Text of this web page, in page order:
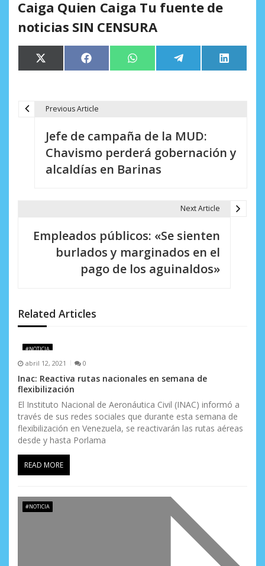
Caiga Quien Caiga Tu fuente de
noticias SIN CENSURA
Compartir
en
X
(Twitter)
Compartir
en
Facebook Compartir
en
WhatsApp Compartir
en
Telegram
en
LinkedIn
n
d
e
e
n
t
r
a
d
a
Previous Article
Jefe de campaña de la MUD:
Chavismo perderá gobernación y
alcaldías en Barinas
Next Article
Empleados públicos: «Se sienten
burlados y marginados en el
pago de los aguinaldos»
Related Articles
#NOTICIA
abril 12, 2021 0
Inac: Reactiva rutas nacionales en semana de
flexibilización
El Instituto Nacional de Aeronáutica Civil (INAC) informó a
través de sus redes sociales que durante esta semana de
flexibilización en Venezuela, se reactivarán las rutas aéreas
desde y hasta Porlama
READ MORE
#NOTICIA